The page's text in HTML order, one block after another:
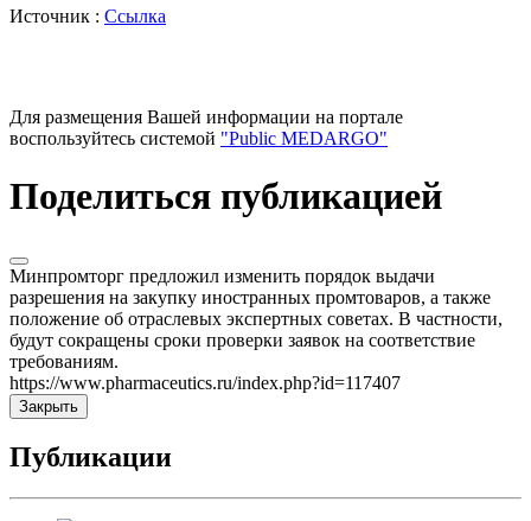
Источник : Ссылка
Для размещения Вашей информации на портале
воспользуйтесь системой "Public MEDARGO"
Поделиться публикацией
Минпромторг предложил изменить порядок выдачи
разрешения на закупку иностранных промтоваров, а также
положение об отраслевых экспертных советах. В частности,
будут сокращены сроки проверки заявок на соответствие
требованиям.
https://www.pharmaceutics.ru/index.php?id=117407
Закрыть
Публикации